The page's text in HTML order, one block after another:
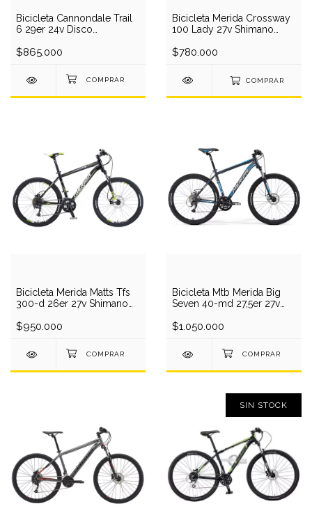
Bicicleta Cannondale Trail
6 29er 24v Disco
$865.000
Bicicleta Merida Crossway
100 Lady 27v Shimano
$780.000
COMPRAR
Bicicleta Merida Matts Tfs
300-d 26er 27v Shimano
$950.000
Bicicleta Mtb Merida Big
Seven 40-md 27,5er 27v
$1.050.000
SIN STOCK